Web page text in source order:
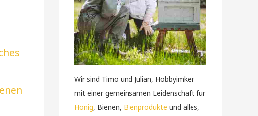
Wir sind Timo und Julian, Hobbyimker
mit einer gemeinsamen Leidenschaft für
Honig, Bienen, Bienprodukte und alles,